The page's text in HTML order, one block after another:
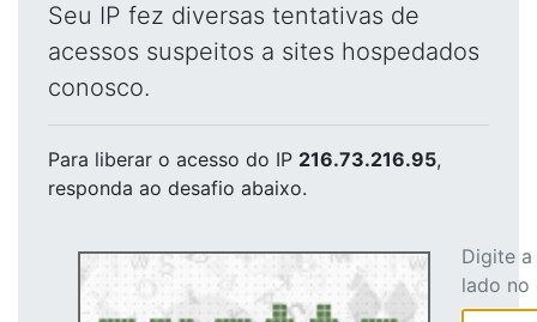
Seu IP fez diversas tentativas de
acessos suspeitos a sites hospedados
conosco.
Para liberar o acesso do IP 216.73.216.95,
responda ao desafio abaixo.
Digite
lado no